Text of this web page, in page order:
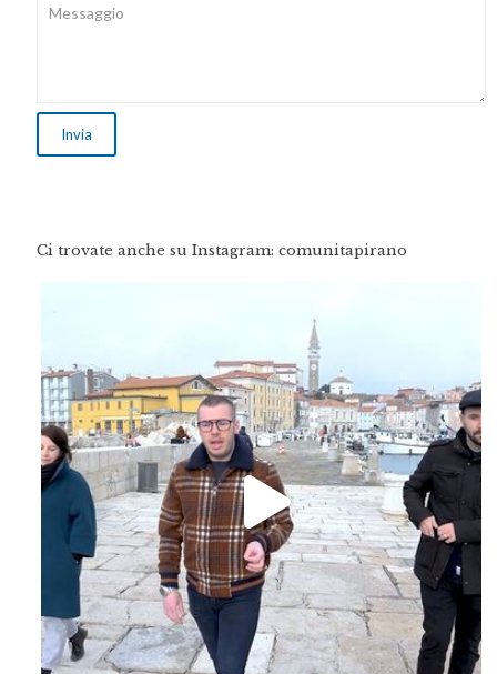
Ci trovate anche su Instagram: comunitapirano